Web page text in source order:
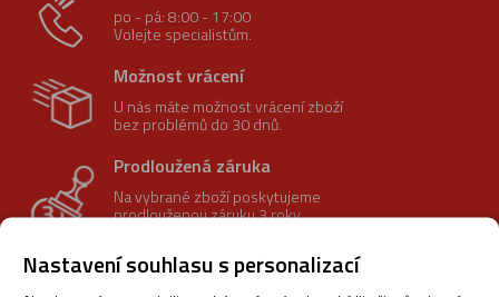
po - pá: 8:00 - 17:00
Volejte specialistům.
Možnost vrácení
U nás máte možnost vrácení zboží
bez problémů do 30 dnů.
Prodloužená záruka
Na vybrané zboží poskytujeme
prodlouženou záruku 3 roky.
Nastavení souhlasu s personalizací